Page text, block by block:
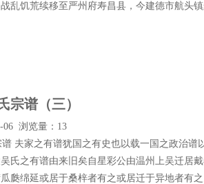
乱饥荒续移至严州府寿昌县，今建德市航头镇
宗谱（三）
06 浏览量：13
夫家之有谱犹国之有史也以载一国之政治谱
氏之有谱由来旧矣自星彩公由温州上吴迁居
瓞绵延或居于桑梓者有之或居迁于异地者有之